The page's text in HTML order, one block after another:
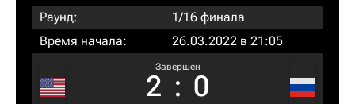
Раунд:
1/16 финала
Время начала:
26.03.2022 в 21:05
Завершен
2 : 0